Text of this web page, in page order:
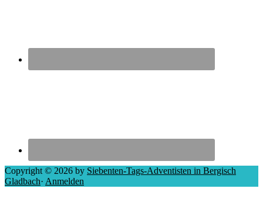
Copyright © 2026 by Siebenten-Tags-Adventisten in Bergisch
Gladbach· Anmelden